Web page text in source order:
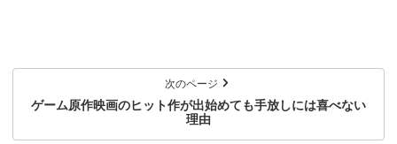
次のページ
ゲーム原作映画のヒット作が出始めても手放しには喜べない
理由